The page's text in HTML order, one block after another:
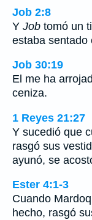
Job 2:8
Y Job tomó un
estaba sentado
Job 30:19
El me ha
ceniza.
1 Reyes 21:27
Y sucedió que
rasgó sus
ayunó, se
Ester 4:1-3
Cuando
hecho, rasgó